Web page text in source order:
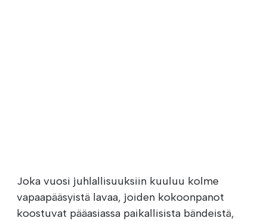
Joka vuosi juhlallisuuksiin kuuluu kolme
vapaapääsyistä lavaa, joiden kokoonpanot
koostuvat pääasiassa paikallisista bändeistä,